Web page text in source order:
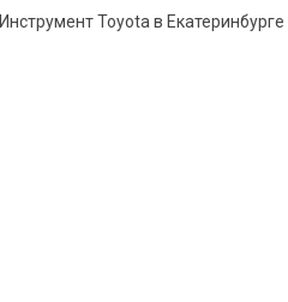
Инструмент Toyota в